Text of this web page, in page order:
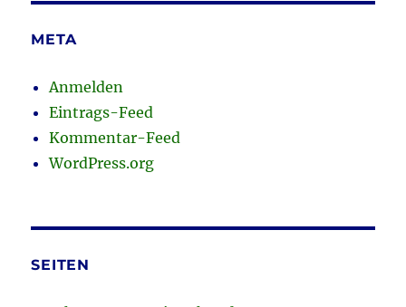
META
Anmelden
Eintrags-Feed
Kommentar-Feed
WordPress.org
SEITEN